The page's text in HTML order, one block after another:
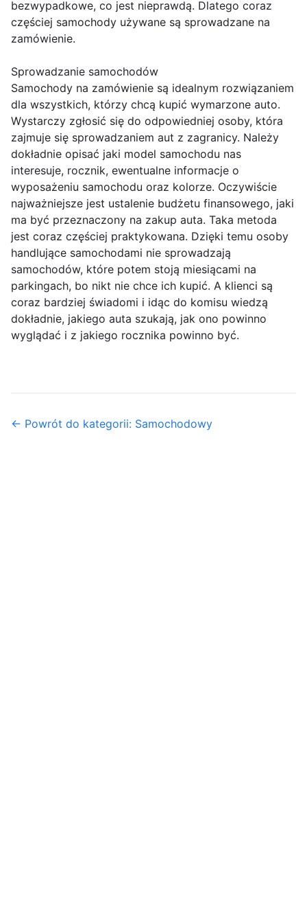
bezwypadkowe, co jest nieprawdą. Dlatego coraz
częściej samochody używane są sprowadzane na
zamówienie.
Sprowadzanie samochodów
Samochody na zamówienie są idealnym rozwiązaniem
dla wszystkich, którzy chcą kupić wymarzone auto.
Wystarczy zgłosić się do odpowiedniej osoby, która
zajmuje się sprowadzaniem aut z zagranicy. Należy
dokładnie opisać jaki model samochodu nas
interesuje, rocznik, ewentualne informacje o
wyposażeniu samochodu oraz kolorze. Oczywiście
najważniejsze jest ustalenie budżetu finansowego, jaki
ma być przeznaczony na zakup auta. Taka metoda
jest coraz częściej praktykowana. Dzięki temu osoby
handlujące samochodami nie sprowadzają
samochodów, które potem stoją miesiącami na
parkingach, bo nikt nie chce ich kupić. A klienci są
coraz bardziej świadomi i idąc do komisu wiedzą
dokładnie, jakiego auta szukają, jak ono powinno
wyglądać i z jakiego rocznika powinno być.
← Powrót do kategorii: Samochodowy